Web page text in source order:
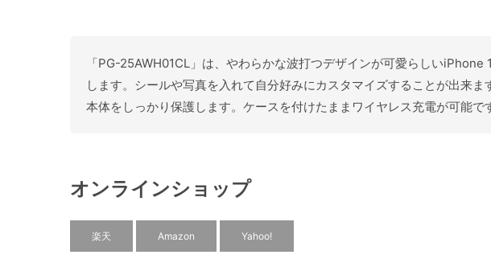
「PG-25AWH01CL」は、やわらかな波打つデザインが可愛らしい
します。シールや写真を入れて自分好みにカスタマイズすることが出来
本体をしっかり保護します。ケースを付けたままワイヤレス充電が可能
オンラインショップ
楽天 Amazon Yahoo!